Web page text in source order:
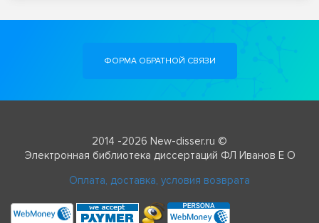
ФОРМА ОБРАТНОЙ СВЯЗИ
2014 -2026 New-disser.ru ©
Электронная библиотека диссертаций ФЛ Иванов Е О
Оплата, доставка, условия возврата